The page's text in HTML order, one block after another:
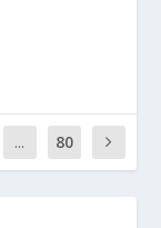
... 80